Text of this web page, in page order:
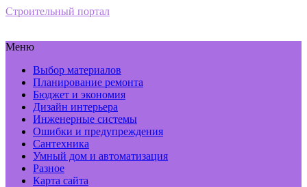
Строительный портал
Меню
Выбор материалов
Планирование ремонта
Бюджет и экономия
Дизайн интерьера
Инженерные системы
Ошибки и предупреждения
Сантехника
Умный дом и автоматизация
Разное
Карта сайта